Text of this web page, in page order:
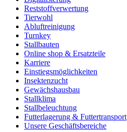
Reststoffverwertung
Tierwohl
Abluftreinigung
Turnkey
Stallbauten
Online shop & Ersatzteile
Karriere
Einstiegsmöglichkeiten
Insektenzucht
Gewächshausbau
Stallklima
Stallbeleuchtung
Futterlagerung & Futtertransport
Unsere Geschäftsbereiche